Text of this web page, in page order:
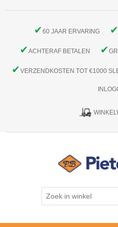
✔60 JAAR ERVARING ✔
✔ACHTERAF BETALEN ✔
✔VERZENDKOSTEN TOT €1000